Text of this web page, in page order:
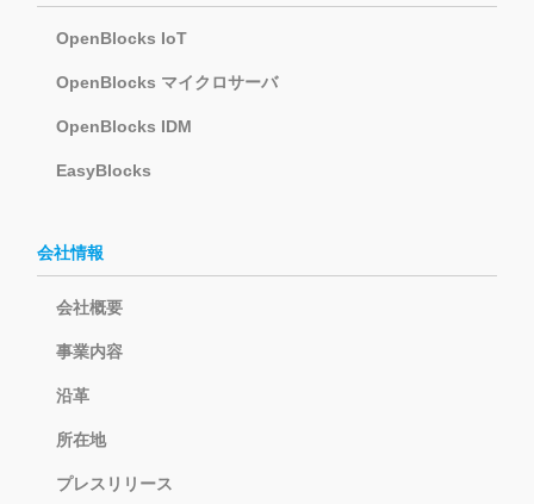
OpenBlocks IoT
OpenBlocks マイクロサーバ
OpenBlocks IDM
EasyBlocks
会社情報
会社概要
事業内容
沿革
所在地
プレスリリース